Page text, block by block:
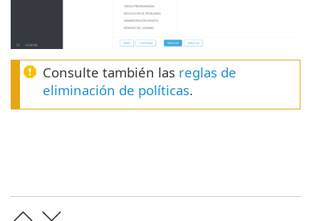
Consulte también las reglas de
eliminación de políticas.